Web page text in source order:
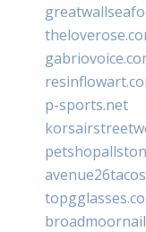
p-sports.net